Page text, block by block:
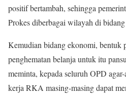
positif bertambah, sehingga
Prokes diberbagai wilayah di bidang
Kemudian bidang ekonomi, bentuk
penghematan belanja untuk itu
meminta, kepada seluruh OPD
kerja RKA masing-masing dapat